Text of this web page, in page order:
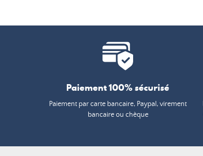
Paiement 100% sécurisé
Paiement par carte bancaire, Paypal, virement
bancaire ou chèque